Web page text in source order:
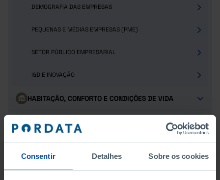
Consentir Detalhes Sobre os cookies
DEMOGRAFIA DAS EMPRESAS
PEQUENAS E MÉDIAS EMPRESAS (PME)
SETOR PÚBLICO EMPRESARIAL
I&D E INOVAÇÃO
HABITAÇÃO, CONFORTO E CONDIÇÕES DE VIDA
JUSTIÇA E SEGURANÇA
POPULAÇÃO